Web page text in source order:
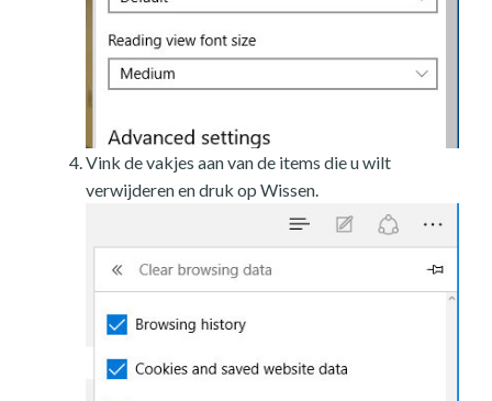
Vink de vakjes aan van de items die u wilt
verwijderen en druk op Wissen.